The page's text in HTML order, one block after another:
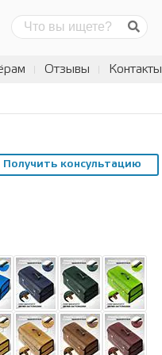
Отзывы Контакты
Получить консультацию